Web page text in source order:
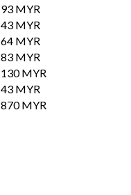
93 MYR
43 MYR
64 MYR
83 MYR
130 MYR
43 MYR
870 MYR